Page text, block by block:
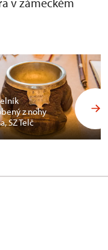
z nohy
SZ Telč